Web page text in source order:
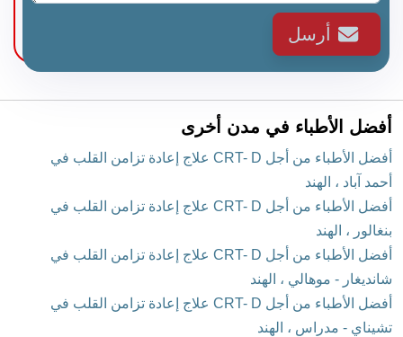
أرسل
أفضل الأطباء في مدن أخرى
أفضل الأطباء من أجل CRT- D علاج إعادة تزامن القلب في
أحمد آباد ، الهند
أفضل الأطباء من أجل CRT- D علاج إعادة تزامن القلب في
بنغالور ، الهند
أفضل الأطباء من أجل CRT- D علاج إعادة تزامن القلب في
شانديغار - موهالي ، الهند
أفضل الأطباء من أجل CRT- D علاج إعادة تزامن القلب في
تشيناي - مدراس ، الهند